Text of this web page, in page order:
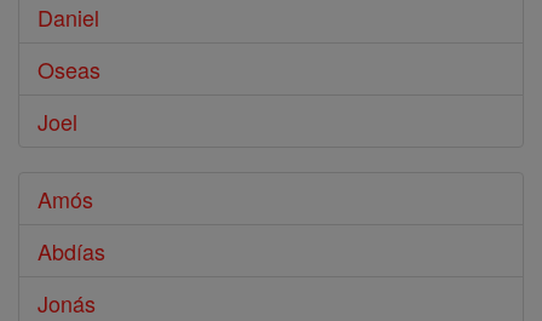
Daniel
Oseas
Joel
Amós
Abdías
Jonás